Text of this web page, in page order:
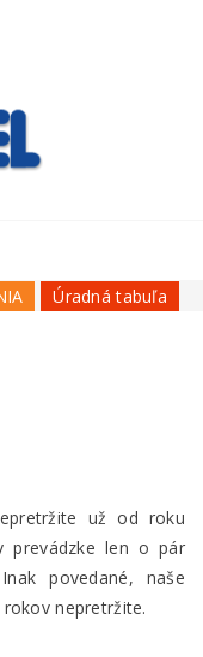
Úradná tabuľa
už od roku
prevádzke len o pár
povedané, naše
nepretržite.